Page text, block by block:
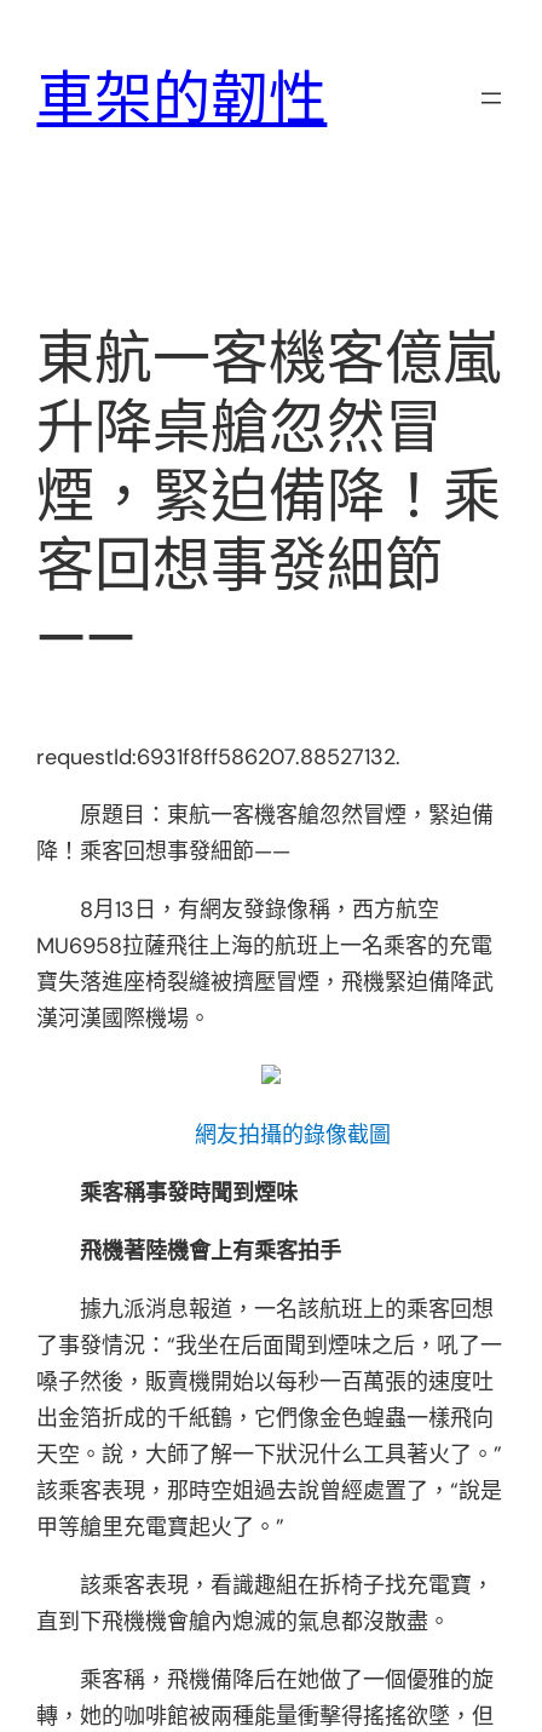
車架的韌性
東航一客機客億嵐
升降桌艙忽然冒
煙，緊迫備降！乘
客回想事發細節
——
requestId:6931f8ff586207.88527132.
原題目：東航一客機客艙忽然冒煙，緊迫備
降！乘客回想事發細節——
8月13日， 有網友發錄像稱， 西方航空
MU6958拉薩飛往上海的航班上一名乘客的充電
寶失落進座椅裂縫被擠壓冒煙，飛機緊迫備降武
漢河漢國際機場。
網友拍攝的錄像截圖
乘客稱事發時聞到煙味
飛機著陸機會上有乘客拍手
據九派消息報道，一名該航班上的乘客回想
了事發情況：“我坐在后面聞到煙味之后，吼了一
嗓子然後，販賣機開始以每秒一百萬張的速度吐
出金箔折成的千紙鶴，它們像金色蝗蟲一樣飛向
天空。說，大師了解一下狀況什么工具著火了。”
該乘客表現，那時空姐過去說曾經處置了，“說是
甲等艙里充電寶起火了。”
該乘客表現，看識趣組在拆椅子找充電寶，
直到下飛機機會艙內熄滅的氣息都沒散盡。
乘客稱，飛機備降后在她做了一個優雅的旋
轉，她的咖啡館被兩種能量衝擊得搖搖欲墜，但